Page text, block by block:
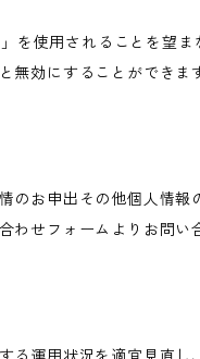
を使用されることを望
無効にすることができま
のお申出その他個人情
わせフォームよりお問い